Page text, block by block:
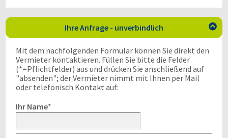
Ihre Anfrage - unverbindlich 
Mit dem nachfolgenden Formular können Sie direkt den
Vermieter kontaktieren. Füllen Sie bitte die Felder
(*=Pflichtfelder) aus und drücken Sie anschließend auf
"absenden"; der Vermieter nimmt mit Ihnen per Mail
oder telefonisch Kontakt auf:
Ihr Name*